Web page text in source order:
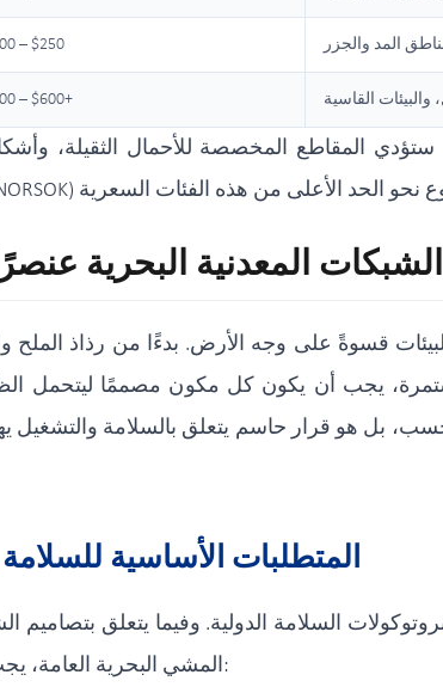
– $250 المد والجزر
– $600+ القاسية
ستؤدي المقاطع المخصصة للأحمال الثقيلة،
الشبكات المعدنية البحرية
قسوةً على وجه الأرض. بدءًا من رذاذ الملح
يجب أن يكون كل مكون مصممًا ليتحمل
بل هو قرار حاسم يتعلق بالسلامة والتشغيل
المتطلبات الأساسية
ببروتوكولات السلامة الدولية. وفيما يتعلق
المشي البحرية العامة، يجب أن تستوفي الأرضيات المتطلبات الأساسية التالية: